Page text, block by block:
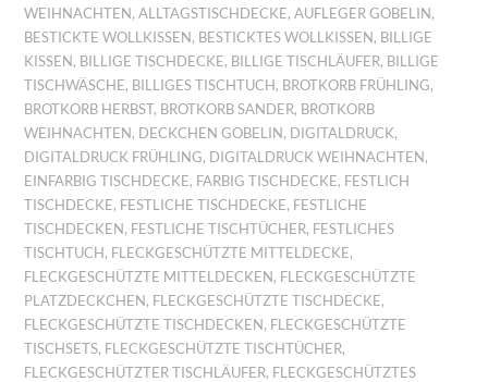
WEIHNACHTEN,ALLTAGSTISCHDECKE,AUFLEGER GOBELIN,
BESTICKTE WOLLKISSEN, BESTICKTES WOLLKISSEN, BILLIGE
KISSEN, BILLIGE TISCHDECKE, BILLIGE TISCHLÄUFER, BILLIGE
TISCHWÄSCHE, BILLIGES TISCHTUCH, BROTKORB FRÜHLING,
BROTKORB HERBST, BROTKORB SANDER, BROTKORB
WEIHNACHTEN, DECKCHEN GOBELIN, DIGITALDRUCK,
DIGITALDRUCK FRÜHLING, DIGITALDRUCK WEIHNACHTEN,
EINFARBIG TISCHDECKE, FARBIG TISCHDECKE, FESTLICH
TISCHDECKE, FESTLICHE TISCHDECKE, FESTLICHE
TISCHDECKEN, FESTLICHE TISCHTÜCHER, FESTLICHES
TISCHTUCH, FLECKGESCHÜTZTE MITTELDECKE,
FLECKGESCHÜTZTE MITTELDECKEN, FLECKGESCHÜTZTE
PLATZDECKCHEN, FLECKGESCHÜTZTE TISCHDECKE,
FLECKGESCHÜTZTE TISCHDECKEN, FLECKGESCHÜTZTE
TISCHSETS, FLECKGESCHÜTZTE TISCHTÜCHER,
FLECKGESCHÜTZTER TISCHLÄUFER, FLECKGESCHÜTZTES